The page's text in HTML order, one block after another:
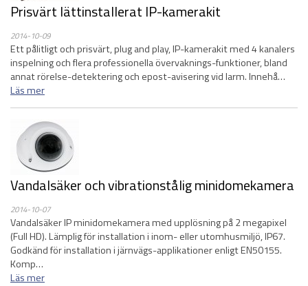
Prisvärt lättinstallerat IP-kamerakit
2014-10-09
Ett pålitligt och prisvärt, plug and play, IP-kamerakit med 4 kanalers
inspelning och flera professionella övervaknings-funktioner, bland
annat rörelse-detektering och epost-avisering vid larm. Innehå…
Läs mer
Vandalsäker och vibrationstålig minidomekamera
2014-10-07
Vandalsäker IP minidomekamera med upplösning på 2 megapixel
(Full HD). Lämplig för installation i inom- eller utomhusmiljö, IP67.
Godkänd för installation i järnvägs-applikationer enligt EN50155.
Komp…
Läs mer